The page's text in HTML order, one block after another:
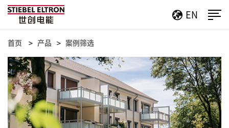
EN
首页 产品 案例筛选